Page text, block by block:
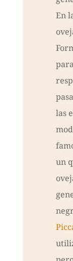
En
las
un